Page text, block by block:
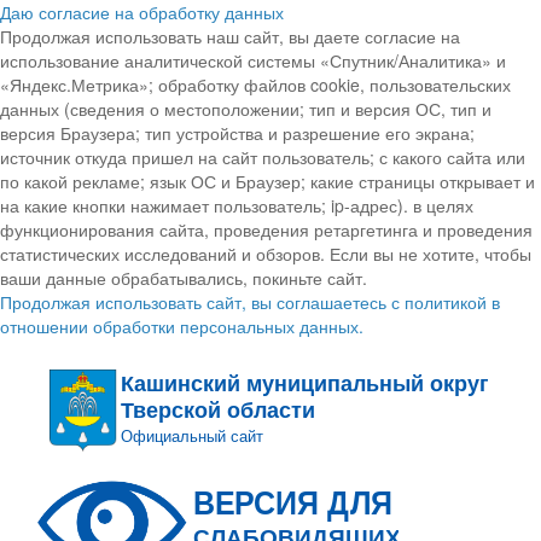
Даю согласие на обработку данных
Продолжая использовать наш сайт, вы даете согласие на
использование аналитической системы «Спутник/Аналитика» и
«Яндекс.Метрика»; обработку файлов cookie, пользовательских
данных (сведения о местоположении; тип и версия ОС, тип и
версия Браузера; тип устройства и разрешение его экрана;
источник откуда пришел на сайт пользователь; с какого сайта или
по какой рекламе; язык ОС и Браузер; какие страницы открывает и
на какие кнопки нажимает пользователь; ip-адрес). в целях
функционирования сайта, проведения ретаргетинга и проведения
статистических исследований и обзоров. Если вы не хотите, чтобы
ваши данные обрабатывались, покиньте сайт.
Продолжая использовать сайт, вы соглашаетесь с политикой в
отношении обработки персональных данных.